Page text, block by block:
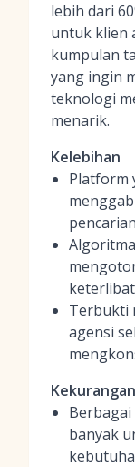
lebih dari
untuk klien
kumpulan
yang ingin
teknologi
menarik.
Kelebihan
Platform
Terbukti
agensi
Kekurangan
banyak